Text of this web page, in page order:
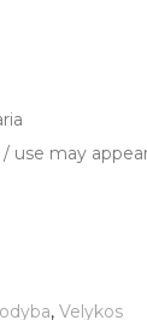
use may
, Velykos